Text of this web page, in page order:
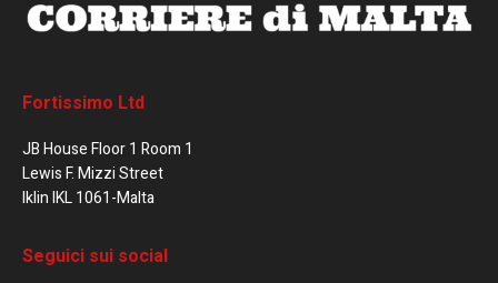
Fortissimo Ltd
JB House Floor 1 Room 1
Lewis F. Mizzi Street
Iklin IKL 1061-Malta
Seguici sui social